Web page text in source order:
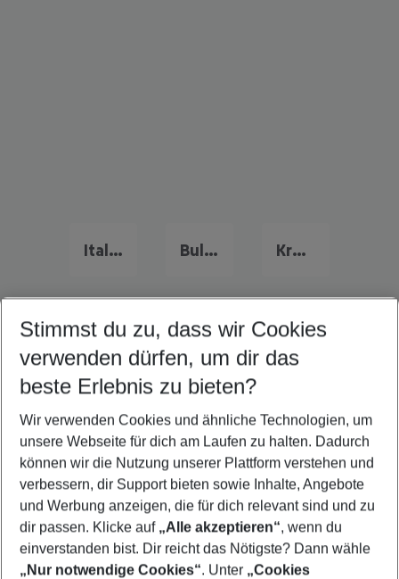
Italien Urlaub Bulgarien Urlaub Kreta Urlaub
Quicklinks
Pauschalreisen Hvar
Familienurlaub Hvar
Flug & Hotel Hvar
Frübucher Angebote Hvar für 2026
Last Minute Hvar
Stimmst du zu, dass wir Cookies
verwenden dürfen, um dir das
beste Erlebnis zu bieten?
Wir verwenden Cookies und ähnliche Technologien, um
unsere Webseite für dich am Laufen zu halten. Dadurch
können wir die Nutzung unserer Plattform verstehen und
verbessern, dir Support bieten sowie Inhalte, Angebote
und Werbung anzeigen, die für dich relevant sind und zu
dir passen. Klicke auf „Alle akzeptieren“, wenn du
einverstanden bist. Dir reicht das Nötigste? Dann wähle
„Nur notwendige Cookies“. Unter „Cookies